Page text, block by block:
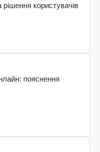
користувачів
пояснення